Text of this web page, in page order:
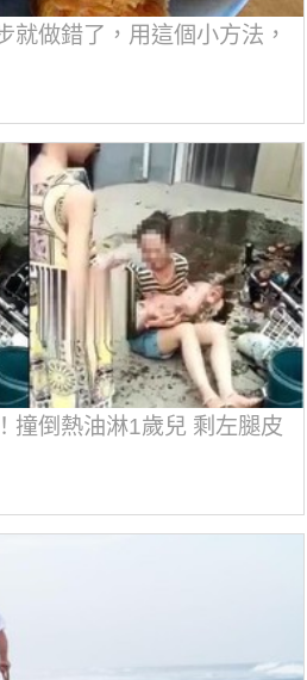
就做錯了，用這個小方法，
撞倒熱油淋1歲兒 剩左腿皮